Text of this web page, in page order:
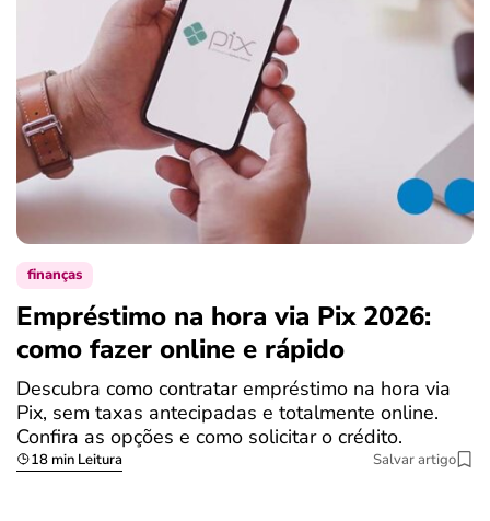
finanças
Empréstimo na hora via Pix 2026:
como fazer online e rápido
Descubra como contratar empréstimo na hora via
Pix, sem taxas antecipadas e totalmente online.
Confira as opções e como solicitar o crédito.
18 min Leitura Salvar artigo